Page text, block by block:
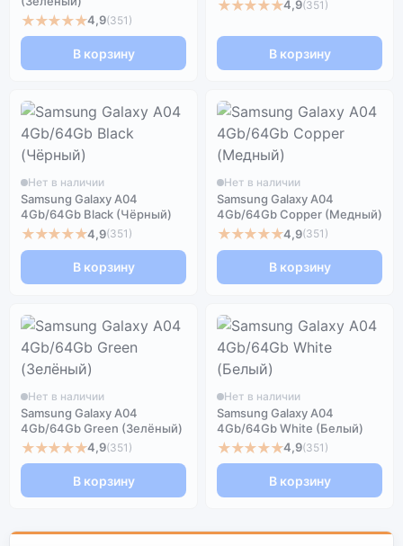
★★★★★4,9(351)
В корзину
★★★★★4,9(351)
В корзину
Нет в наличии
Samsung Galaxy A04
4Gb/64Gb Black (Чёрный)
★★★★★4,9(351)
В корзину
Нет в наличии
Samsung Galaxy A04
4Gb/64Gb Copper (Медный)
★★★★★4,9(351)
В корзину
Нет в наличии
Samsung Galaxy A04
4Gb/64Gb Green (Зелёный)
★★★★★4,9(351)
В корзину
Нет в наличии
Samsung Galaxy A04
4Gb/64Gb White (Белый)
★★★★★4,9(351)
В корзину